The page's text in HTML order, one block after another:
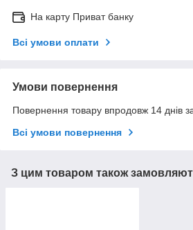
На карту Приват банку
Всі умови оплати
Умови повернення
Повернення товару впродовж 14 днів
Всі умови повернення
З цим товаром також